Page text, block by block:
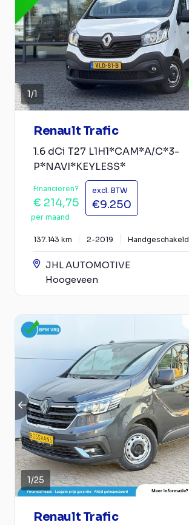
1/1
Renault Trafic
1.6 dCi T27 L1H1*CAM*A/C*3-
P*NAVI*KEYLESS*
Financieren?
€ 214,75
per maand
excl. BTW
€9.250
137.143 km 2-2019 Handgeschakeld
JHL AUTOMOTIVE
Hoogeveen
1/25
Renault Trafic